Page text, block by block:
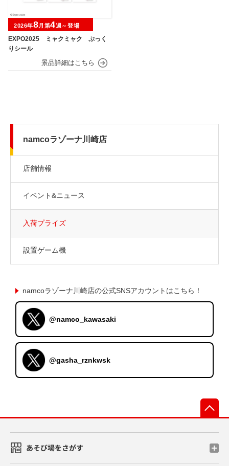
EXPO2025 ミャクミャク ぷっく
りシール
2026年8月第4週～登場
namcoラゾーナ川崎店
店舗情報
イベント&ニュース
入荷プライズ
設置ゲーム機
namcoラゾーナ川崎店の公式SNSアカウントはこちら！
@namco_kawasaki
@gasha_rznkwsk
あそび場をさがす